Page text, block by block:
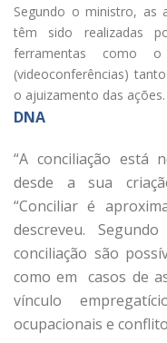
Segundo o ministro, as
têm sido realizadas
ferramentas como
(videoconferências)
o ajuizamento das ações.
DNA
“A conciliação está
desde a sua
“Conciliar é
descreveu.
conciliação são
como em casos de
vínculo
ocupacionais e